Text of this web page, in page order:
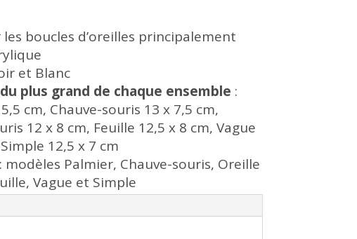
boucles d’oreilles principalement
et Blanc
du plus grand de chaque ensemble :
cm, Chauve-souris 13 x 7,5 cm,
12 x 8 cm, Feuille 12,5 x 8 cm, Vague
12,5 x 7 cm
: modèles Palmier, Chauve-souris, Oreille
Vague et Simple